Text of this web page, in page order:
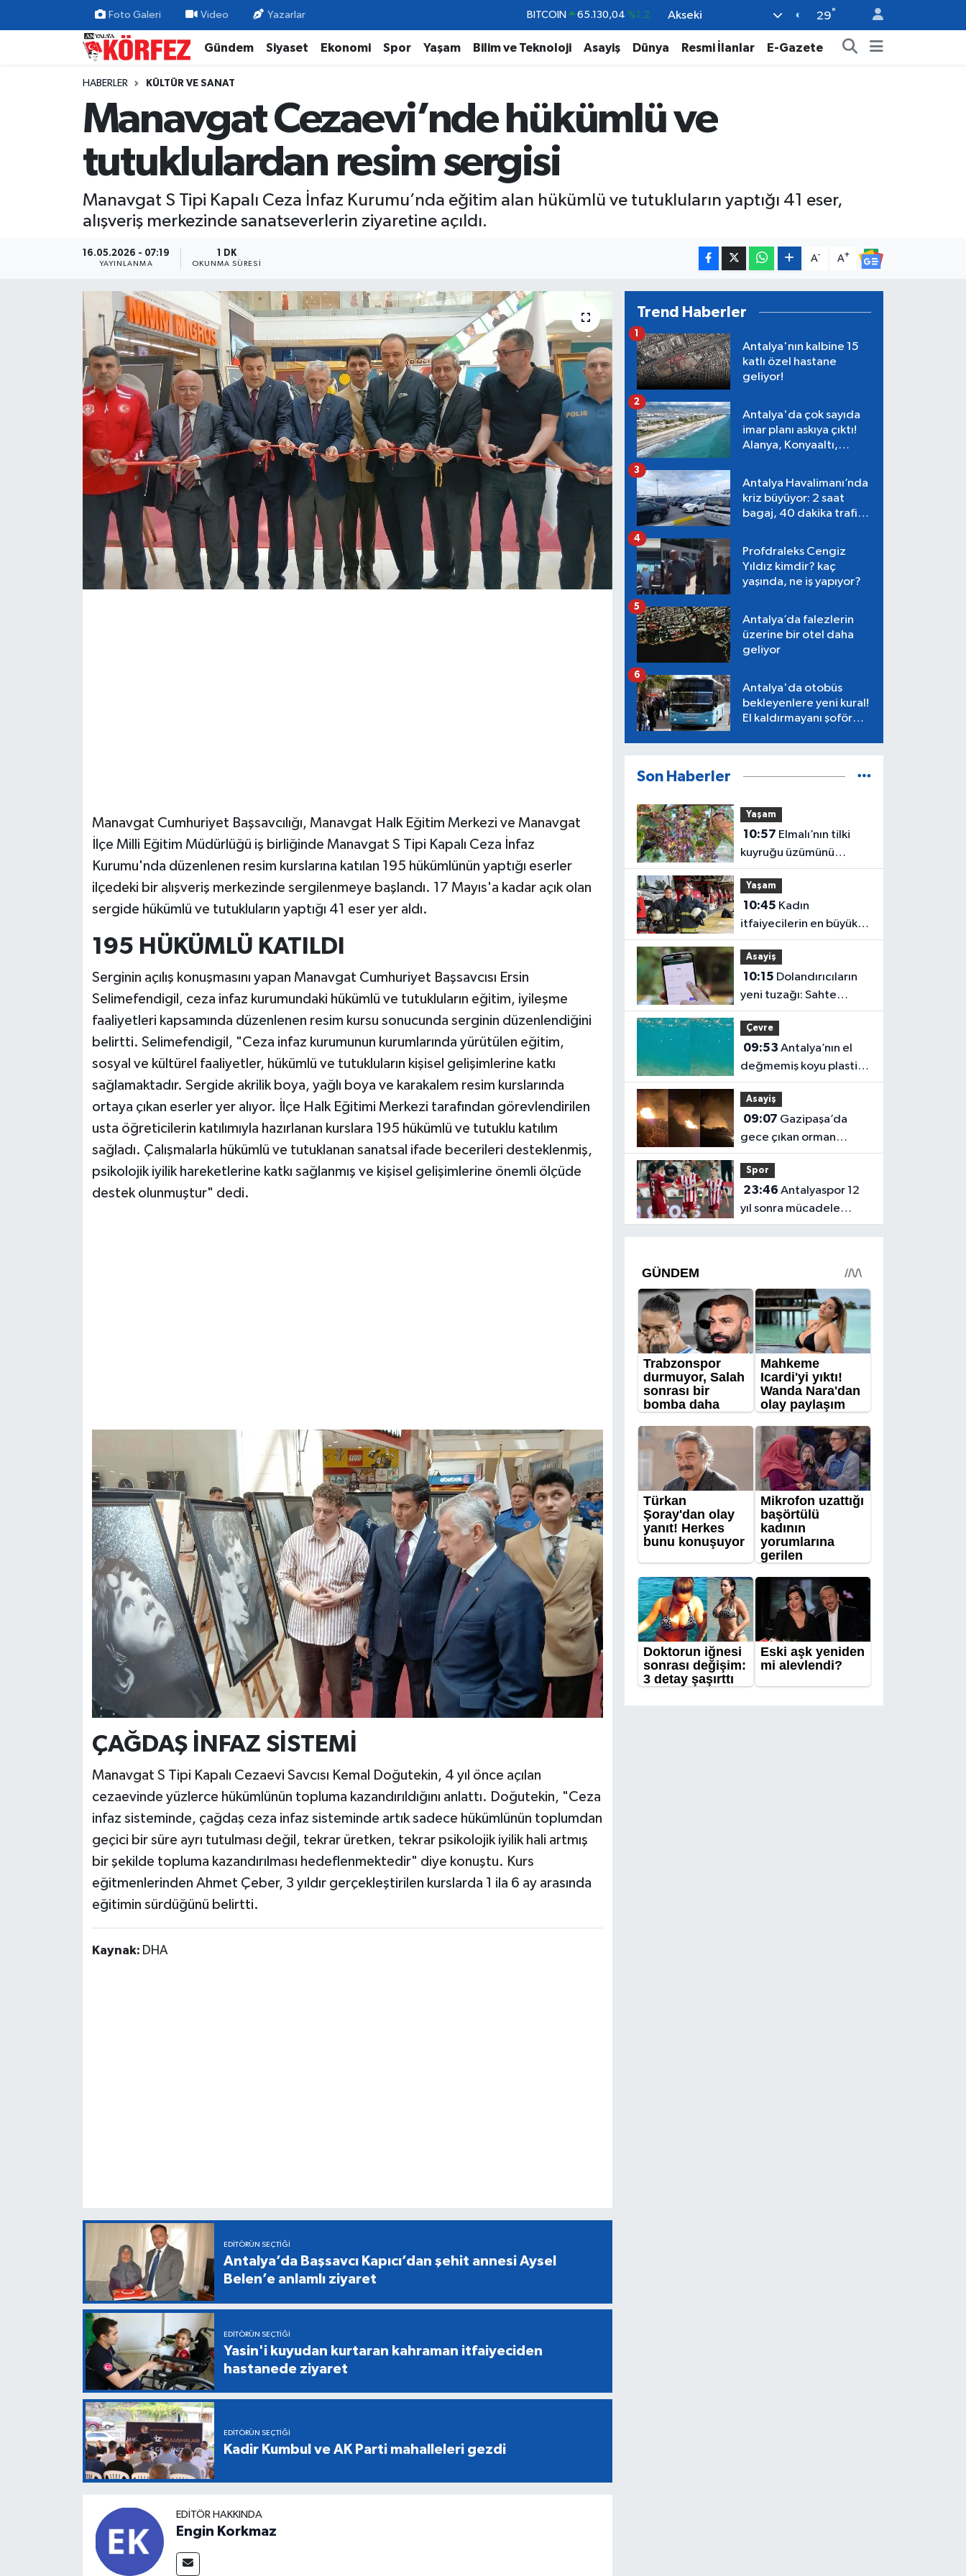
Foto Galeri Video Yazarlar DOLAR 47,7106 %0.17
EURO 55,1652 %0.27
BİST100 13.773 %-19
BITCOIN
Akseki 29°
Gündem Siyaset Ekonomi Spor Yaşam Bilim ve Teknoloji Asayiş Dünya Resmi İlanlar E-Gazete
HABERLER KÜLTÜR VE SANAT
Manavgat Cezaevi’nde hükümlü ve
tutuklulardan resim sergisi
Manavgat S Tipi Kapalı Ceza İnfaz Kurumu’nda eğitim alan hükümlü ve tutukluların yaptığı 41 eser,
alışveriş merkezinde sanatseverlerin ziyaretine açıldı.
16.05.2026 - 07:19
YAYINLANMA
1 DK
OKUNMA SÜRESI
A- A+
Manavgat Cumhuriyet Başsavcılığı, Manavgat Halk Eğitim Merkezi ve Manavgat
İlçe Milli Eğitim Müdürlüğü iş birliğinde Manavgat S Tipi Kapalı Ceza İnfaz
Kurumu'nda düzenlenen resim kurslarına katılan 195 hükümlünün yaptığı eserler
ilçedeki bir alışveriş merkezinde sergilenmeye başlandı. 17 Mayıs'a kadar açık olan
sergide hükümlü ve tutukluların yaptığı 41 eser yer aldı.
195 HÜKÜMLÜ KATILDI
Serginin açılış konuşmasını yapan Manavgat Cumhuriyet Başsavcısı Ersin
Selimefendigil, ceza infaz kurumundaki hükümlü ve tutukluların eğitim, iyileşme
faaliyetleri kapsamında düzenlenen resim kursu sonucunda serginin düzenlendiğini
belirtti. Selimefendigil, "Ceza infaz kurumunun kurumlarında yürütülen eğitim,
sosyal ve kültürel faaliyetler, hükümlü ve tutukluların kişisel gelişimlerine katkı
sağlamaktadır. Sergide akrilik boya, yağlı boya ve karakalem resim kurslarında
ortaya çıkan eserler yer alıyor. İlçe Halk Eğitimi Merkezi tarafından görevlendirilen
usta öğreticilerin katılımıyla hazırlanan kurslara 195 hükümlü ve tutuklu katılım
sağladı. Çalışmalarla hükümlü ve tutuklanan sanatsal ifade becerileri desteklenmiş,
psikolojik iyilik hareketlerine katkı sağlanmış ve kişisel gelişimlerine önemli ölçüde
destek olunmuştur" dedi.
ÇAĞDAŞ İNFAZ SİSTEMİ
Manavgat S Tipi Kapalı Cezaevi Savcısı Kemal Doğutekin, 4 yıl önce açılan
cezaevinde yüzlerce hükümlünün topluma kazandırıldığını anlattı. Doğutekin, "Ceza
infaz sisteminde, çağdaş ceza infaz sisteminde artık sadece hükümlünün toplumdan
geçici bir süre ayrı tutulması değil, tekrar üretken, tekrar psikolojik iyilik hali artmış
bir şekilde topluma kazandırılması hedeflenmektedir" diye konuştu. Kurs
eğitmenlerinden Ahmet Çeber, 3 yıldır gerçekleştirilen kurslarda 1 ila 6 ay arasında
eğitimin sürdüğünü belirtti.
Kaynak: DHA
EDITÖRÜN SEÇTIĞI
Antalya’da Başsavcı Kapıcı’dan şehit annesi Aysel
Belen’e anlamlı ziyaret
EDITÖRÜN SEÇTIĞI
Yasin'i kuyudan kurtaran kahraman itfaiyeciden
hastanede ziyaret
EDITÖRÜN SEÇTIĞI
Kadir Kumbul ve AK Parti mahalleleri gezdi
EDITÖR HAKKINDA
Engin Korkmaz
Trend Haberler
Antalya'nın kalbine 15
katlı özel hastane
geliyor!
1
Antalya'da çok sayıda
imar planı askıya çıktı!
Alanya, Konyaaltı,
2
Antalya Havalimanı’nda
kriz büyüyor: 2 saat
bagaj, 40 dakika trafik,
3
Profdraleks Cengiz
Yıldız kimdir? kaç
yaşında, ne iş yapıyor?
4
Antalya’da falezlerin
üzerine bir otel daha
geliyor
5
Antalya'da otobüs
bekleyenlere yeni kural!
El kaldırmayanı şoför
6
Son Haberler
Yaşam
10:57
kuyruğu üzümünü
mildiyö hastalığı vurdu
Yaşam
10:45
itfaiyecilerin en büyük
mücadelesi: Önyargılar
Asayiş
10:15
yeni tuzağı: Sahte
tebligatla e-Devlet
şifrelerini çalıyorlar
Çevre
09:53
değmemiş koyu plastik
çöplüğüne döndü!
Asayiş
09:07
gece çıkan orman
yangını söndürüldü, D-
400 trafiğe açıldı
Spor
23:46
yıl sonra mücadele
ettiği 1. Lig’e galibiyet
Gündem
Yerel Yönetim
Ekonomi
Magazin
Kültür ve Sanat
Sivil Toplum
Nöbetçi Eczaneler
Trafik Durumu
Süper Lig Puan Durumu ve Fikstür
Tüm Manşetler